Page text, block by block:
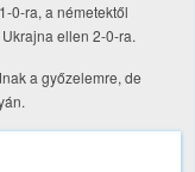
0-ra, a németektől
ellen 2-0-ra.
a győzelemre, de